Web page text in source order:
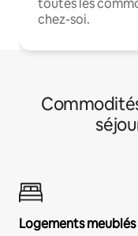
toutes les
chez-soi.
Logements meublés